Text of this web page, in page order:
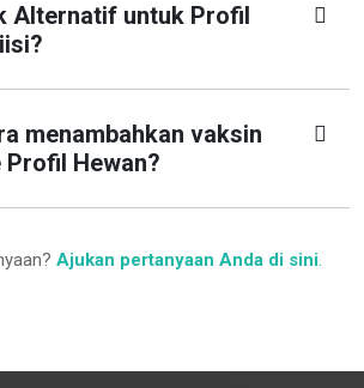
Alternatif untuk Profil
menambahkan vaksin
Profil Hewan?
Ajukan pertanyaan Anda di sini.